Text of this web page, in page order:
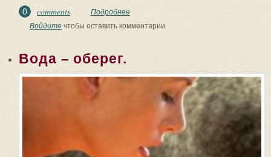
0 comments Подробнее
ребёнка.
Войдитечтобы оставить комментарии
Вода – оберег.